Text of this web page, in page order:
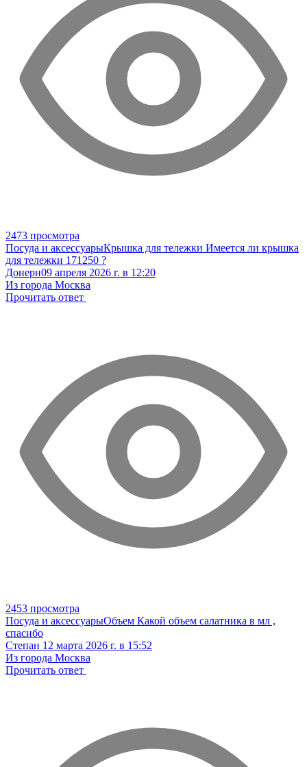
2473 просмотра
Посуда и аксессуарыКрышка для тележки Имеется ли крышка
для тележки 171250 ?
Донерн09 апреля 2026 г. в 12:20
Из города Москва
Прочитать ответ
2453 просмотра
Посуда и аксессуарыОбъем Какой объем салатника в мл ,
спасибо
Степан 12 марта 2026 г. в 15:52
Из города Москва
Прочитать ответ